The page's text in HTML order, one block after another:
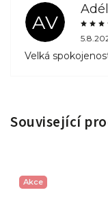
AV
Velká
Související
Akce